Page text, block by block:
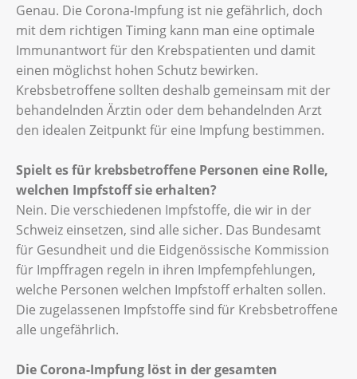
Genau. Die Corona-Impfung ist nie gefährlich, doch
mit dem richtigen Timing kann man eine optimale
Immunantwort für den Krebspatienten und damit
einen möglichst hohen Schutz bewirken.
Krebsbetroffene sollten deshalb gemeinsam mit der
behandelnden Ärztin oder dem behandelnden Arzt
den idealen Zeitpunkt für eine Impfung bestimmen.
Spielt es für krebsbetroffene Personen eine Rolle,
welchen Impfstoff sie erhalten?
Nein. Die verschiedenen Impfstoffe, die wir in der
Schweiz einsetzen, sind alle sicher. Das Bundesamt
für Gesundheit und die Eidgenössische Kommission
für Impffragen regeln in ihren Impfempfehlungen,
welche Personen welchen Impfstoff erhalten sollen.
Die zugelassenen Impfstoffe sind für Krebsbetroffene
alle ungefährlich.
Die Corona-Impfung löst in der gesamten